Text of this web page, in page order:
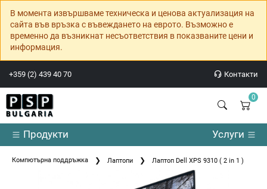
В момента извършваме техническа и ценова актуализация на
сайта във връзка с въвеждането на еврото. Възможно е
временно да възникнат несъответствия в показваните цени и
информация.
+359 (2) 439 40 70 Контакти
0
Продукти Услуги
Компютърна поддръжка Лаптопи Лаптоп Dell XPS 9310 ( 2 in 1 )